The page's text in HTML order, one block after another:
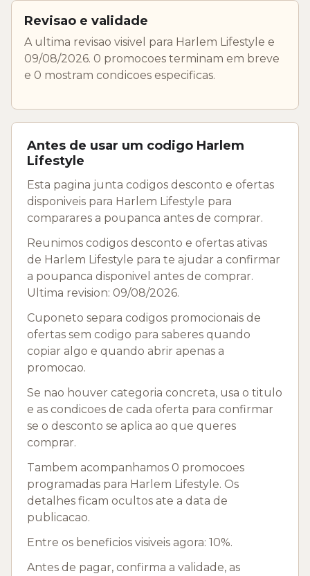
Revisao e validade
A ultima revisao visivel para Harlem Lifestyle e
09/08/2026. 0 promocoes terminam em breve
e 0 mostram condicoes especificas.
Antes de usar um codigo Harlem
Lifestyle
Esta pagina junta codigos desconto e ofertas
disponiveis para Harlem Lifestyle para
comparares a poupanca antes de comprar.
Reunimos codigos desconto e ofertas ativas
de Harlem Lifestyle para te ajudar a confirmar
a poupanca disponivel antes de comprar.
Ultima revision: 09/08/2026.
Cuponeto separa codigos promocionais de
ofertas sem codigo para saberes quando
copiar algo e quando abrir apenas a
promocao.
Se nao houver categoria concreta, usa o titulo
e as condicoes de cada oferta para confirmar
se o desconto se aplica ao que queres
comprar.
Tambem acompanhamos 0 promocoes
programadas para Harlem Lifestyle. Os
detalhes ficam ocultos ate a data de
publicacao.
Entre os beneficios visiveis agora: 10%.
Antes de pagar, confirma a validade, as